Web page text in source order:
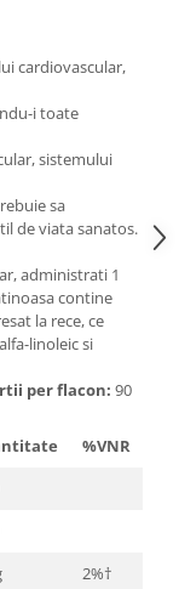
cardiovascular,
i toate
sistemului
sa
de viata sanatos.
administrati 1
contine
la rece, ce
linoleic si
per flacon: 90
%VNR
2%†